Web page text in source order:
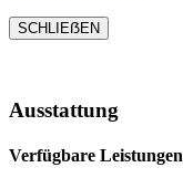
SCHLIEẞEN
Ausstattung
Verfügbare Leistungen